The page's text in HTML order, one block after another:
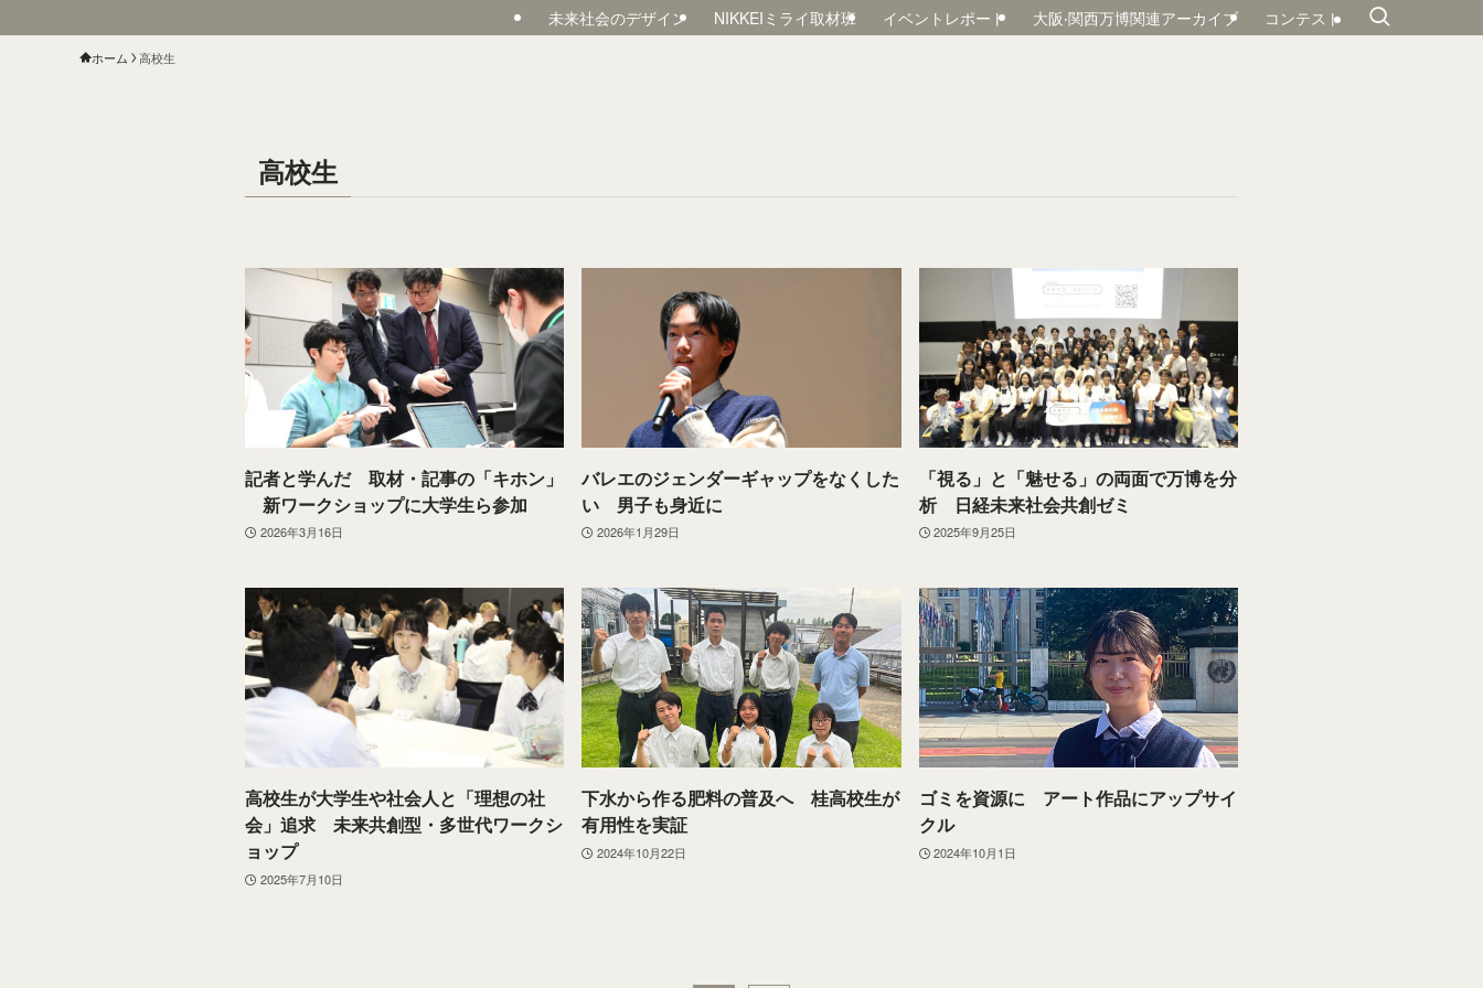
未来社会のデザイン NIKKEIミライ取材班 イベントレポート 大阪‧関⻄万博関連アーカイブ コンテスト
ホーム 高校生
高校生
記者と学んだ 取材・記事の「キホン」
新ワークショップに大学生ら参加
2026年3月16日
バレエのジェンダーギャップをなくした
い 男子も身近に
2026年1月29日
「視る」と「魅せる」の両面で万博を分
析 日経未来社会共創ゼミ
2025年9月25日
高校生が大学生や社会人と「理想の社
会」追求 未来共創型・多世代ワークシ
ョップ
2025年7月10日
下水から作る肥料の普及へ 桂高校生が
有用性を実証
2024年10月22日
ゴミを資源に アート作品にアップサイ
クル
2024年10月1日